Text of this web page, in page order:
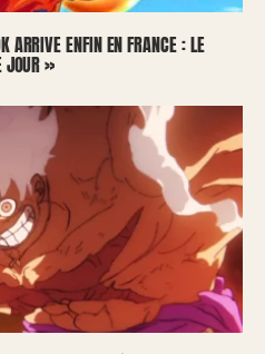
ARRIVE ENFIN EN FRANCE : LE
JOUR »